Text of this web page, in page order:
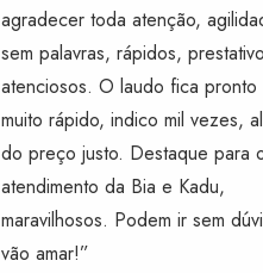
agradecer toda atenção,
sem palavras, rápidos,
atenciosos. O laudo fica pronto
muito rápido, indico mil vezes,
do preço justo. Destaque para
atendimento da Bia e Kadu,
maravilhosos. Podem ir sem
vão amar!”